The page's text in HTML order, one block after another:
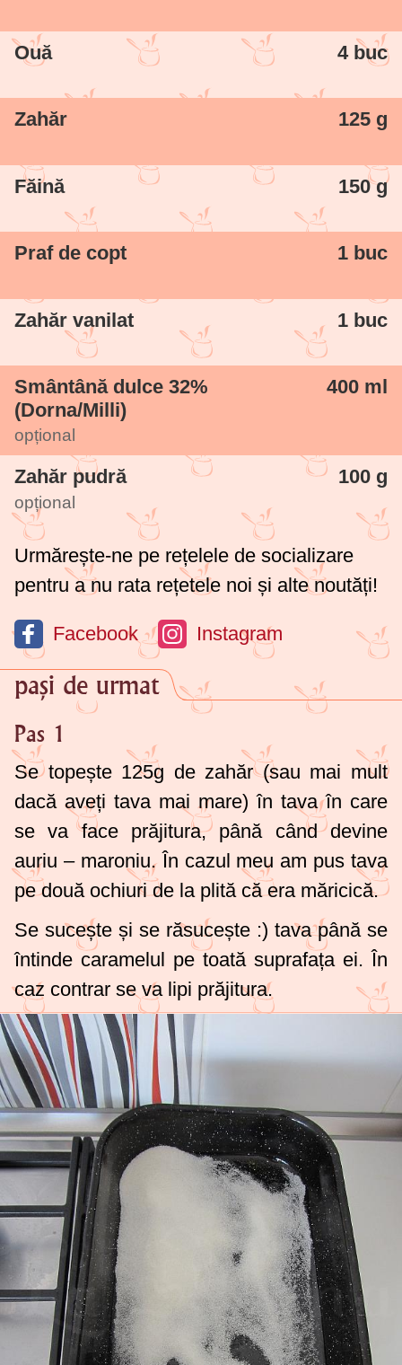
Ouă 4 buc
Zahăr 125 g
Făină 150 g
Praf de copt 1 buc
Zahăr vanilat 1 buc
Smântână dulce 32%
(Dorna/Milli)
400 ml
opțional
Zahăr pudră 100 g
opțional
Urmărește-ne pe rețelele de socializare
pentru a nu rata rețetele noi și alte noutăți!
Facebook Instagram
pași de urmat
Pas 1
Se topește 125g de zahăr (sau mai mult
dacă aveți tava mai mare) în tava în care
se va face prăjitura, până când devine
auriu – maroniu. În cazul meu am pus tava
pe două ochiuri de la plită că era măricică.
Se sucește și se răsucește :) tava până se
întinde caramelul pe toată suprafața ei. În
caz contrar se va lipi prăjitura.